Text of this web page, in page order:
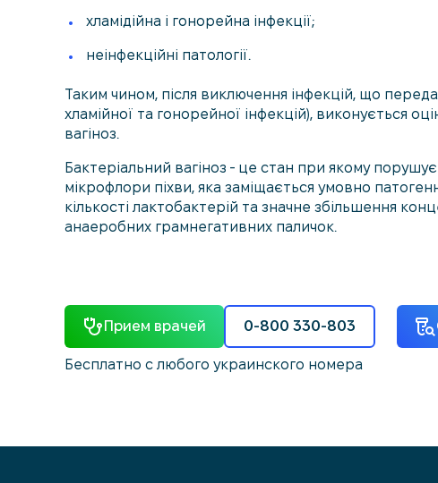
хламідійна і гонорейна інфекції;
неінфекційні патології.
Таким чином, після виключення інфекцій, що
хламійної та гонорейної інфекцій), виконується
вагіноз.
Бактеріальний вагіноз - це стан при якому
мікрофлори піхви, яка заміщається умовно
кількості лактобактерій та значне збільшення
анаеробних грамнегативних паличок.
Прием врачей 0-800 330-803
Бесплатно с любого украинского номера